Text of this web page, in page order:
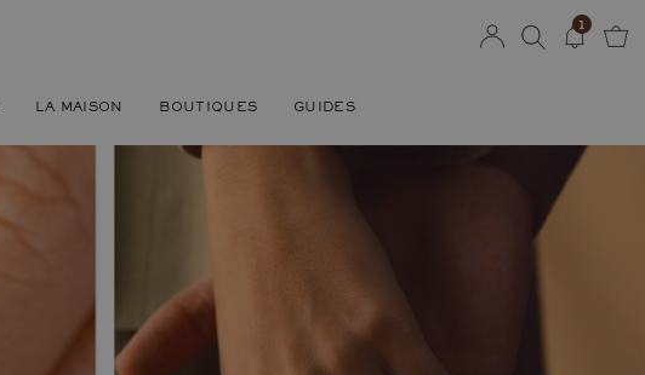
LA MAISON BOUTIQUES GUIDES
1